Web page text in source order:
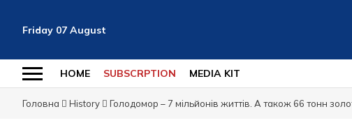
Friday 07 August
HOME SUBSCRPTION MEDIA KIT
Головна History Голодомор – 7 мільйонів життів. A також 66 тонн